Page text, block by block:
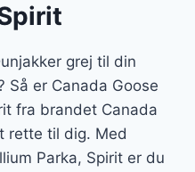
grej til din
er Canada Goose
fra brandet Canada
rette til dig. Med
Parka, Spirit er du